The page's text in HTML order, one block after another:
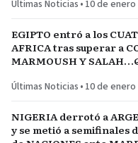
Últimas Noticias • 10 de enero
EGIPTO entró a los
AFRICA tras superar a
MARMOUSH Y
Últimas Noticias • 10 de enero
NIGERIA derrotó a
y se metió a semifinales